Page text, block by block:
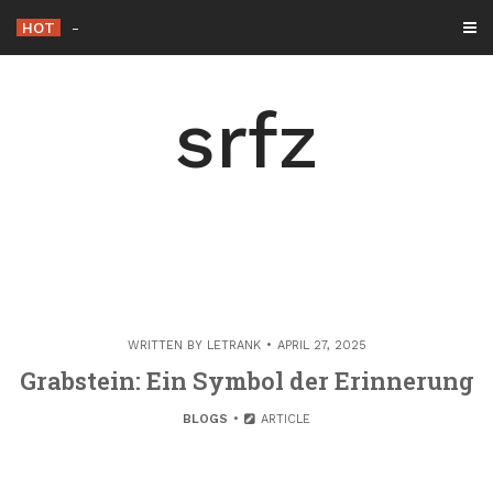
content
HOT Die Rolle der Hacker éthique in der
srfz
WRITTEN BY LETRANK APRIL 27, 2025
Grabstein: Ein Symbol der Erinnerung
BLOGS ARTICLE